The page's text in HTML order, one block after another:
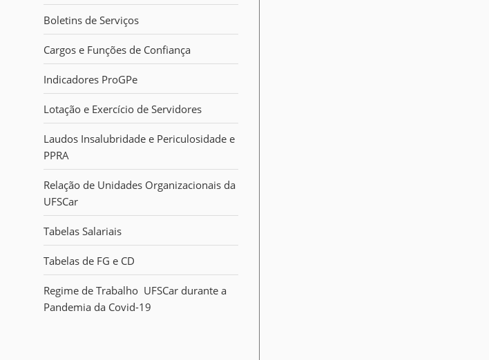
a
q
u
i
:
Boletins de Serviços
Cargos e Funções de Confiança
Indicadores ProGPe
Lotação e Exercício de Servidores
Laudos Insalubridade e Periculosidade e
PPRA
Relação de Unidades Organizacionais da
UFSCar
Tabelas Salariais
Tabelas de FG e CD
Regime de Trabalho UFSCar durante a
Pandemia da Covid-19